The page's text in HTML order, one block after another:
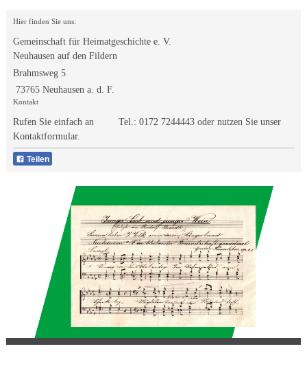
Hier finden Sie uns:
Gemeinschaft für Heimatgeschichte e. V.
Neuhausen auf den Fildern
Brahmsweg 5
73765 Neuhausen a. d. F.
Kontakt
Rufen Sie einfach an Tel.: 0172 7244443oder nutzen Sie unser
Kontaktformular.
Teilen